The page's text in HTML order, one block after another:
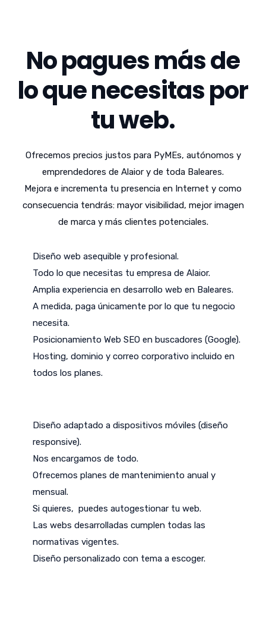
No pagues más de
lo que necesitas por
tu web.
Ofrecemos precios justos para PyMEs, autónomos y
emprendedores de Alaior y de toda Baleares.
Mejora e incrementa tu presencia en Internet y como
consecuencia tendrás: mayor visibilidad, mejor imagen
de marca y más clientes potenciales.
Diseño web asequible y profesional.
Todo lo que necesitas tu empresa de Alaior.
Amplia experiencia en desarrollo web en Baleares.
A medida, paga únicamente por lo que tu negocio
necesita.
Posicionamiento Web SEO en buscadores (Google).
Hosting, dominio y correo corporativo incluido en
todos los planes.
Diseño adaptado a dispositivos móviles (diseño
responsive).
Nos encargamos de todo.
Ofrecemos planes de mantenimiento anual y
mensual.
Si quieres, puedes autogestionar tu web.
Las webs desarrolladas cumplen todas las
normativas vigentes.
Diseño personalizado con tema a escoger.